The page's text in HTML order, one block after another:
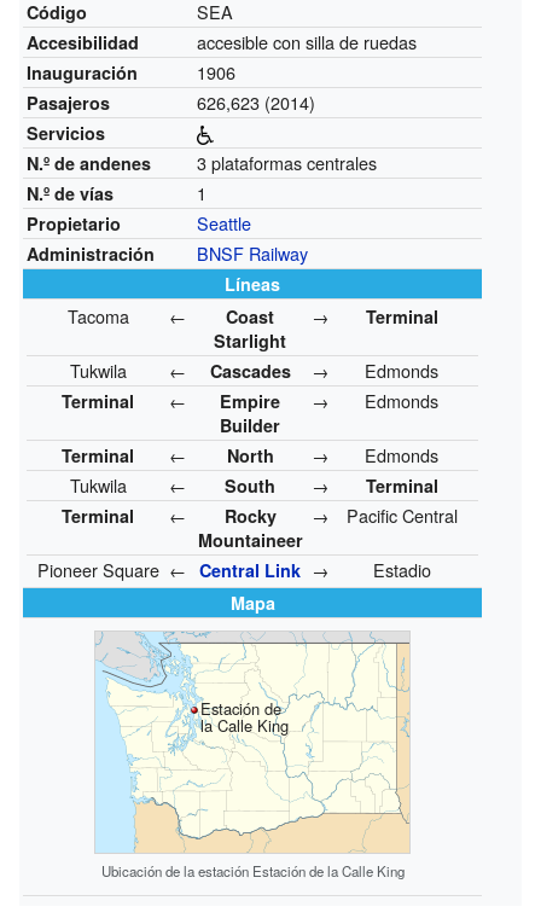
Código
SEA
Accesibilidad accesible con silla de ruedas
Inauguración 1906
Pasajeros 626,623 (2014)
Servicios
N.º de andenes
3 plataformas centrales
N.º de vías 1
Propietario Seattle
Administración BNSF Railway
Líneas
Tacoma ←
Coast
Starlight
→ Terminal
Tukwila ← Cascades → Edmonds
Terminal ←
Empire
Builder
→ Edmonds
Terminal ← North →
Edmonds
Tukwila
← South →
Terminal
Terminal
←
Rocky
Mountaineer
→ Pacific Central
Pioneer Square ← Central Link → Estadio
Mapa
Estación de
la Calle King
Ubicación de la estación Estación de la Calle King